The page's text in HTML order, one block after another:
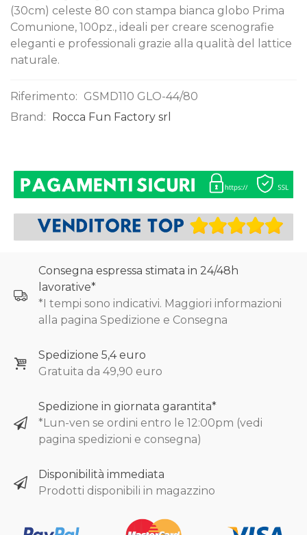
(30cm) celeste 80 con stampa bianca globo Prima
Comunione, 100pz., ideali per creare scenografie
eleganti e professionali grazie alla qualità del lattice
naturale.
Riferimento: GSMD110 GLO-44/80
Brand:
Rocca Fun Factory srl
Consegna espressa stimata in 24/48h
lavorative*
*I tempi sono indicativi. Maggiori informazioni
alla pagina Spedizione e Consegna
Spedizione 5,4 euro
Gratuita da 49,90 euro
Spedizione in giornata garantita*
*Lun-ven se ordini entro le 12:00pm (vedi
pagina spedizioni e consegna)
Disponibilità immediata
Prodotti disponibili in magazzino